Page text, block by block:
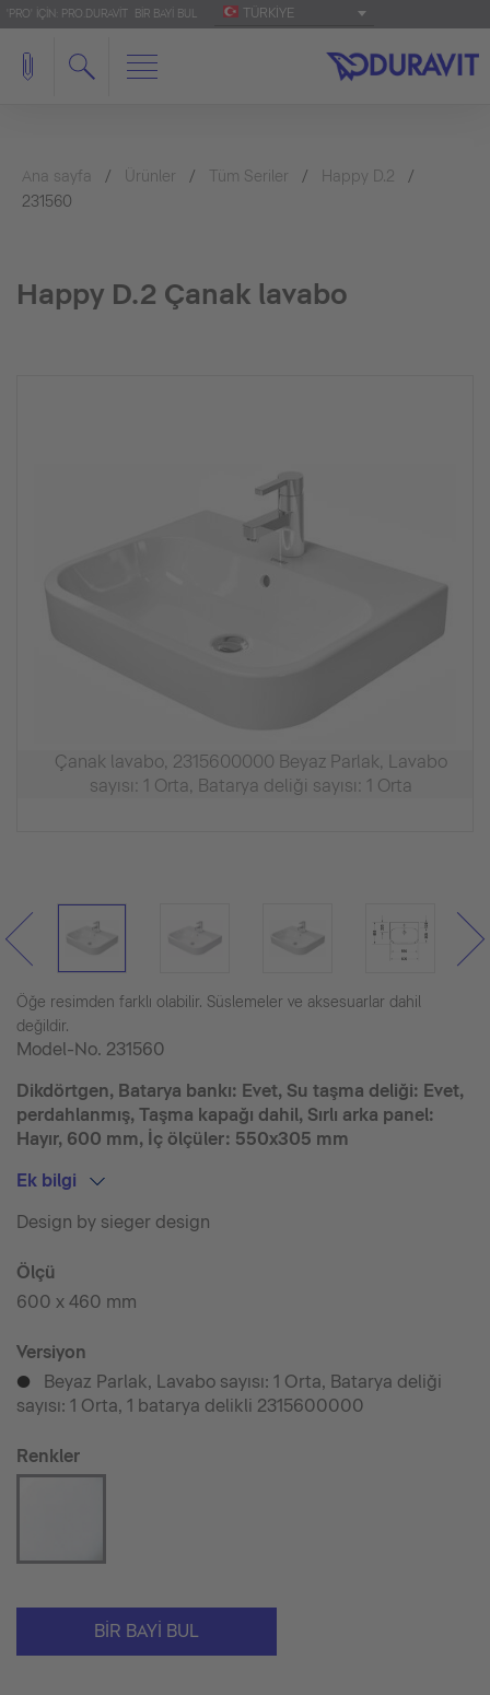
'PRO' IÇIN: PRO.DURAVIT BIR BAYI BUL TÜRKIYE
Ana sayfa Ürünler Tüm Seriler
Happy D.2
231560
Happy D.2 Çanak lavabo
Çanak lavabo, 2315600000 Beyaz Parlak, Lavabo
sayısı: 1 Orta, Batarya deliği sayısı: 1 Orta
Öğe resimden farklı olabilir. Süslemeler ve aksesuarlar dahil
değildir.
Model-No. 231560
Dikdörtgen, Batarya bankı: Evet, Su taşma deliği: Evet,
perdahlanmış, Taşma kapağı dahil, Sırlı arka panel:
Hayır, 600 mm, İç ölçüler: 550x305 mm
Ek bilgi
Design by sieger design
Ölçü
600 x 460 mm
Versiyon
p
Beyaz Parlak, Lavabo sayısı: 1 Orta, Batarya deliği
sayısı: 1 Orta, 1 batarya delikli 2315600000
Renkler
BIR BAYI BUL